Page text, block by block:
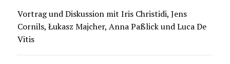
Vortrag und Diskussion mit Iris Christidi, Jens
Cornils, Łukasz Majcher, Anna Paßlick und Luca De
Vitis